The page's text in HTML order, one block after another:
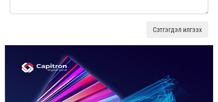
Сэтгэгдэл илгээх